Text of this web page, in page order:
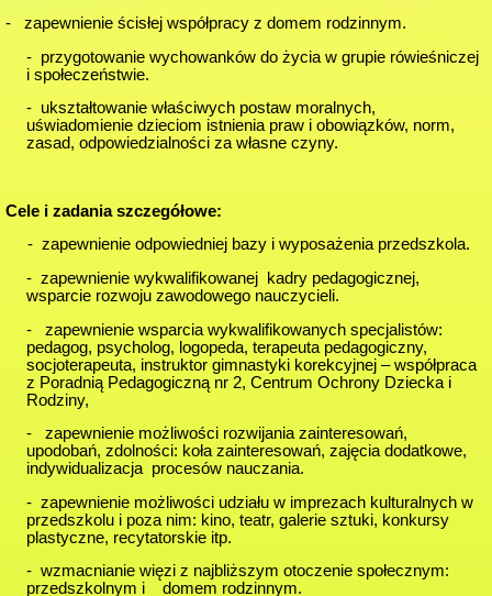
- zapewnienie ścisłej współpracy z domem rodzinnym.
- przygotowanie wychowanków do życia w grupie rówieśniczej
i społeczeństwie.
- ukształtowanie właściwych postaw moralnych,
uświadomienie dzieciom istnienia praw i obowiązków, norm,
zasad, odpowiedzialności za własne czyny.
Cele i zadania szczegółowe:
- zapewnienie odpowiedniej bazy i wyposażenia przedszkola.
- zapewnienie wykwalifikowanej kadry pedagogicznej,
wsparcie rozwoju zawodowego nauczycieli.
- zapewnienie wsparcia wykwalifikowanych specjalistów:
pedagog, psycholog, logopeda, terapeuta pedagogiczny,
socjoterapeuta, instruktor gimnastyki korekcyjnej – współpraca
z Poradnią Pedagogiczną nr 2, Centrum Ochrony Dziecka i
Rodziny,
- zapewnienie możliwości rozwijania zainteresowań,
upodobań, zdolności: koła zainteresowań, zajęcia dodatkowe,
indywidualizacja procesów nauczania.
- zapewnienie możliwości udziału w imprezach kulturalnych w
przedszkolu i poza nim: kino, teatr, galerie sztuki, konkursy
plastyczne, recytatorskie itp.
- wzmacnianie więzi z najbliższym otoczenie społecznym:
przedszkolnym i domem rodzinnym.